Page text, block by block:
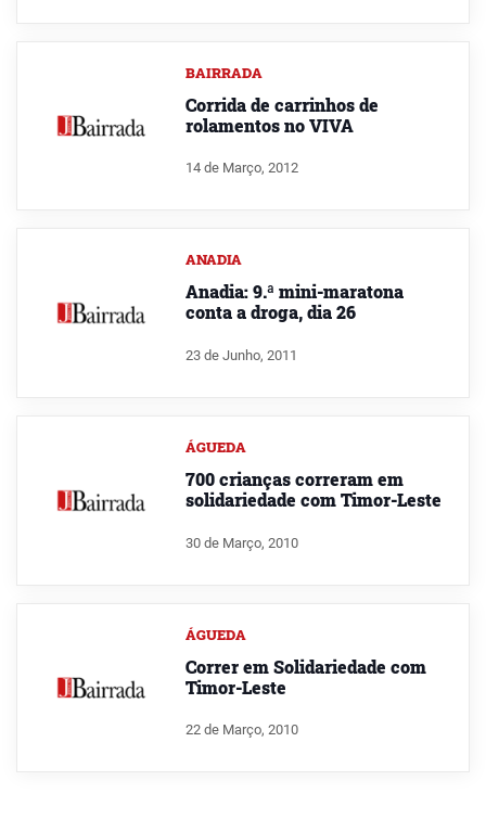
BAIRRADA
Corrida de carrinhos de
rolamentos no VIVA
14 de Março, 2012
ANADIA
Anadia: 9.ª mini-maratona
conta a droga, dia 26
23 de Junho, 2011
ÁGUEDA
700 crianças correram em
solidariedade com Timor-Leste
30 de Março, 2010
ÁGUEDA
Correr em Solidariedade com
Timor-Leste
22 de Março, 2010